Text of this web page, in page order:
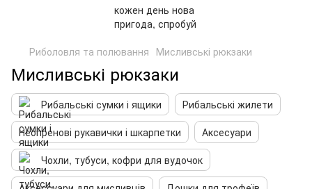
Риболовля та полювання Мисливські рюкзаки
Мисливські рюкзаки
Рибальські сумки і ящики
Рибальські жилети
Неопренові рукавички і шкарпетки
Аксесуари
Чохли, тубуси, кофри для вудочок